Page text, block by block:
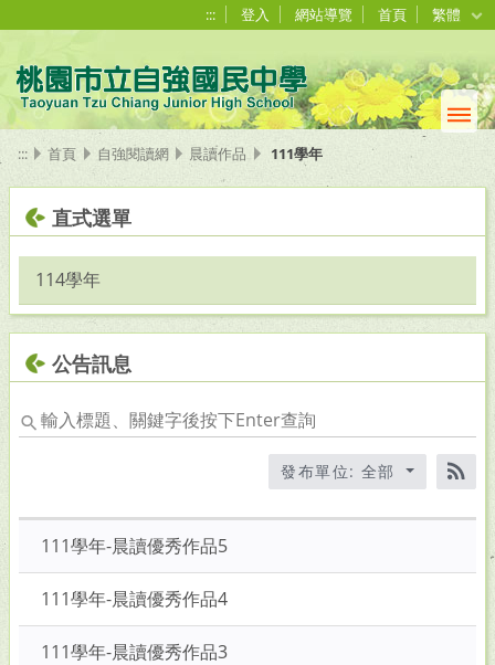
::: 登入 網站導覽 首頁 繁體
::: 首頁 自強閱讀網 晨讀作品 111學年
直式選單
114學年
公告訊息
輸
入
關
發布單位: 全部
RSS
111學年-晨讀優秀作品5
111學年-晨讀優秀作品4
111學年-晨讀優秀作品3